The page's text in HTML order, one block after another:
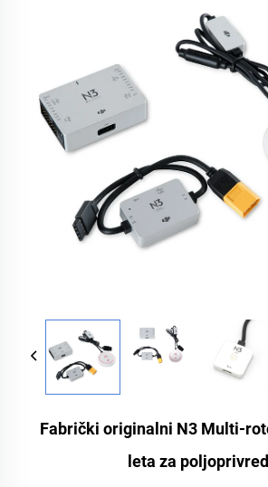
Fabrički originalni N3 Multi-
leta za